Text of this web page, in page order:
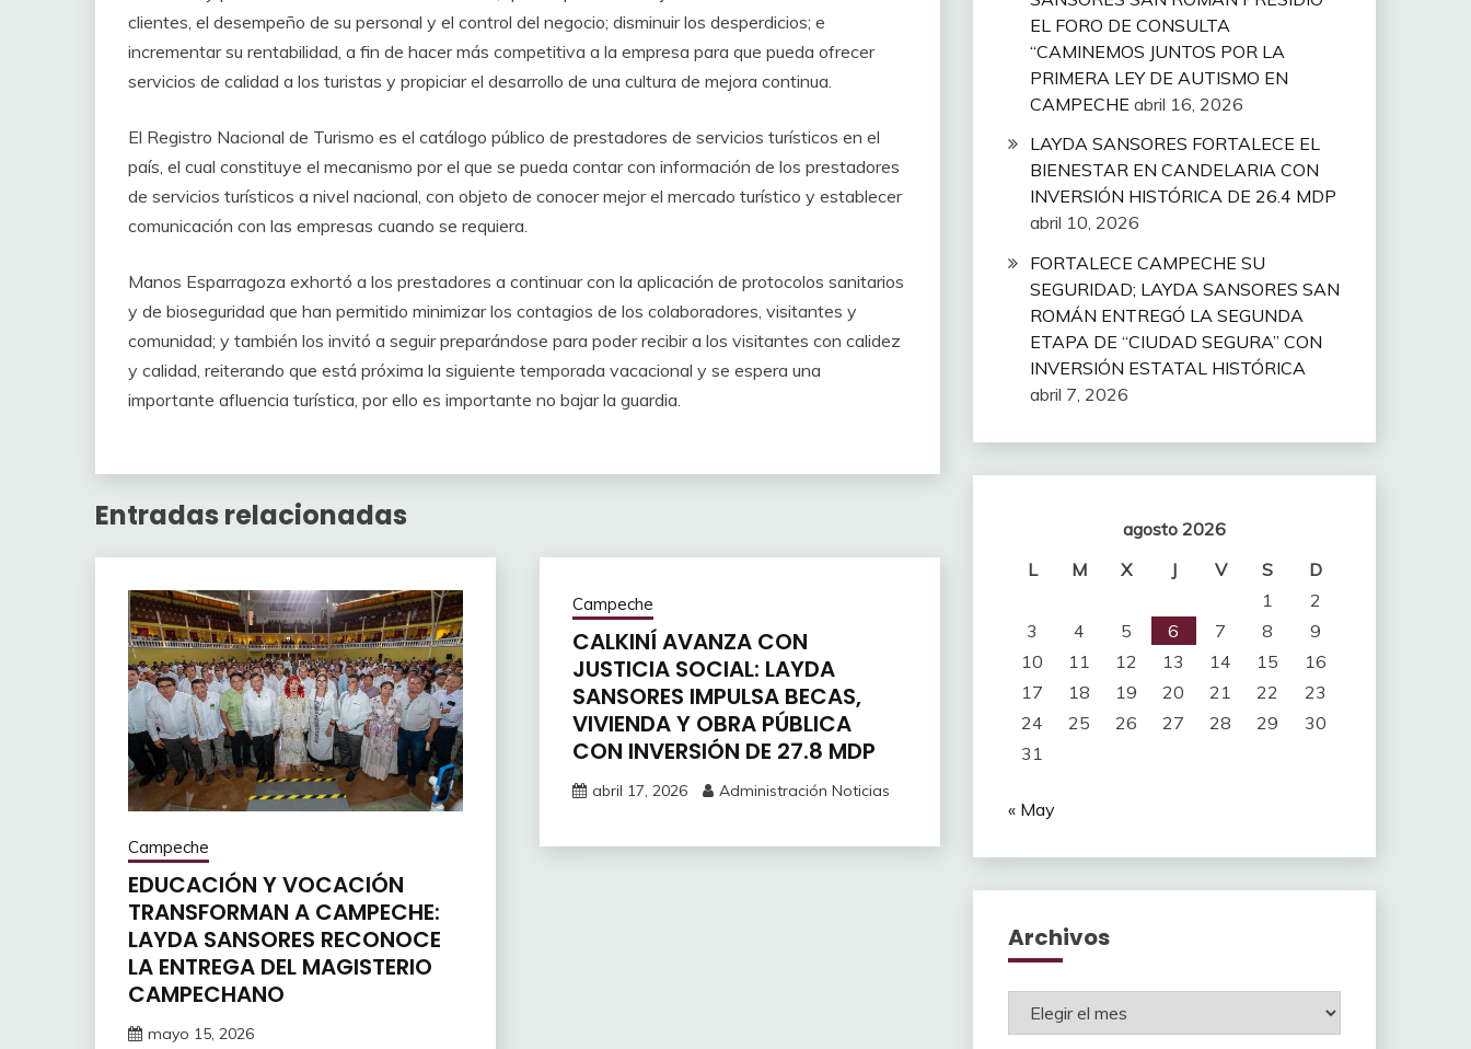
clientes, el desempeño de su personal y el control del negocio; disminuir los desperdicios; e
incrementar su rentabilidad, a fin de hacer más competitiva a la empresa para que pueda ofrecer
servicios de calidad a los turistas y propiciar el desarrollo de una cultura de mejora continua.
El Registro Nacional de Turismo es el catálogo público de prestadores de servicios turísticos en el
país, el cual constituye el mecanismo por el que se pueda contar con información de los prestadores
de servicios turísticos a nivel nacional, con objeto de conocer mejor el mercado turístico y establecer
comunicación con las empresas cuando se requiera.
Manos Esparragoza exhortó a los prestadores a continuar con la aplicación de protocolos sanitarios
y de bioseguridad que han permitido minimizar los contagios de los colaboradores, visitantes y
comunidad; y también los invitó a seguir preparándose para poder recibir a los visitantes con calidez
y calidad, reiterando que está próxima la siguiente temporada vacacional y se espera una
importante afluencia turística, por ello es importante no bajar la guardia.
Entradas relacionadas
Campeche
EDUCACIÓN Y VOCACIÓN
TRANSFORMAN A CAMPECHE:
LAYDA SANSORES RECONOCE
LA ENTREGA DEL MAGISTERIO
CAMPECHANO
mayo 15, 2026
Campeche
CALKINÍ AVANZA CON
JUSTICIA SOCIAL: LAYDA
SANSORES IMPULSA BECAS,
VIVIENDA Y OBRA PÚBLICA
CON INVERSIÓN DE 27.8 MDP
abril 17, 2026 Administración Noticias
EL FORO DE CONSULTA
“CAMINEMOS JUNTOS POR LA
PRIMERA LEY DE AUTISMO EN
CAMPECHE abril 16, 2026
LAYDA SANSORES FORTALECE EL
BIENESTAR EN CANDELARIA CON
INVERSIÓN HISTÓRICA DE 26.4 MDP
abril 10, 2026
FORTALECE CAMPECHE SU
SEGURIDAD; LAYDA SANSORES SAN
ROMÁN ENTREGÓ LA SEGUNDA
ETAPA DE “CIUDAD SEGURA” CON
INVERSIÓN ESTATAL HISTÓRICA
abril 7, 2026
agosto 2026
L
M X J V S
D
1
2
3
4 5 6 7 8
9
10
11 12 13 14 15
16
17
18 19 20 21 22
23
24
25 26 27 28 29
30
31
« May
Archivos
Archivos